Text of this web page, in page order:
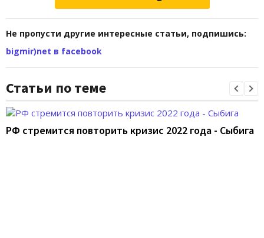
Не пропусти другие интересные статьи, подпишись:
bigmir)net в facebook
Статьи по теме
РФ стремится повторить кризис 2022 года - Сыбига